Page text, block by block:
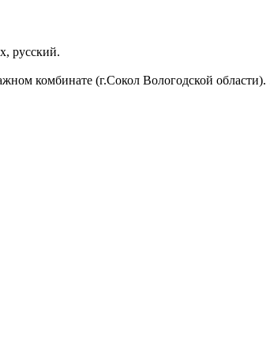
русский.
комбинате (г.Сокол Вологодской области).